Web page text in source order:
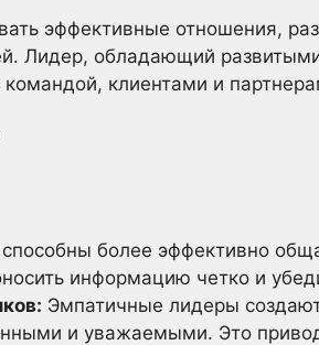
эффективные отношения,
Лидер, обладающий
клиентами и
более эффективно
информацию четко и
Эмпатичные лидеры
и уважаемыми. Это